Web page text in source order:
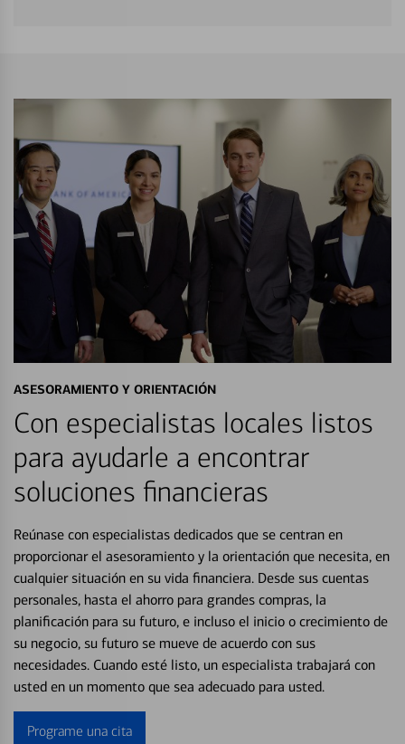
ASESORAMIENTO Y ORIENTACIÓN
Con especialistas locales listos
para ayudarle a encontrar
soluciones financieras
Reúnase con especialistas dedicados que se centran en
proporcionar el asesoramiento y la orientación que necesita, en
cualquier situación en su vida financiera. Desde sus cuentas
personales, hasta el ahorro para grandes compras, la
planificación para su futuro, e incluso el inicio o crecimiento de
su negocio, su futuro se mueve de acuerdo con sus
necesidades. Cuando esté listo, un especialista trabajará con
usted en un momento que sea adecuado para usted.
Programe una cita